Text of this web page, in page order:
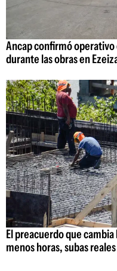
Ancap confirmó
durante las obras en
El preacuerdo que
menos horas, subas